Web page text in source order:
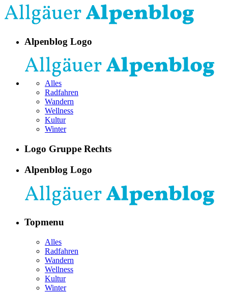
Alpenblog Logo
Alles
Radfahren
Wandern
Wellness
Kultur
Winter
Logo Gruppe Rechts
Alpenblog Logo
Topmenu
Alles
Radfahren
Wandern
Wellness
Kultur
Winter